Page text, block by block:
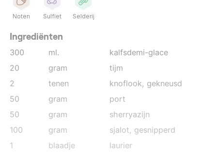
Noten Sulfiet Selderij
Ingrediënten
300 ml.
kalfsdemi-glace
20
gram
tijm
2
tenen knoflook, gekneusd
50
gram
port
50
gram
sherryazijn
100
gram sjalot, gesnipperd
1
blaadje
laurier